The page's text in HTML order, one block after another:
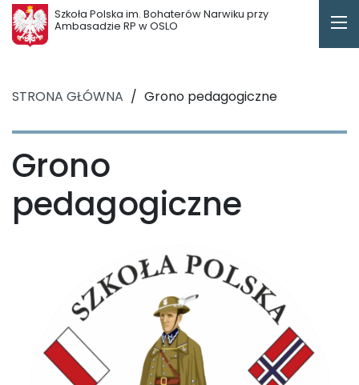
Szkoła Polska im. Bohaterów Narwiku przy
Ambasadzie RP w OSLO
STRONA GŁÓWNA / Grono pedagogiczne
Grono
pedagogiczne